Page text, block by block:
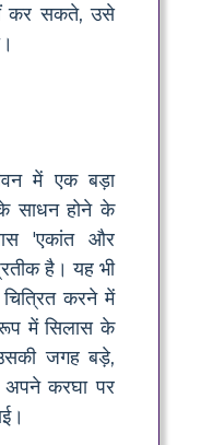
कर सकते, उसे
में एक बड़ा
साधन होने के
'एकांत और
है। यह भी
करने में
में सिलास के
जगह बड़े,
करघा पर